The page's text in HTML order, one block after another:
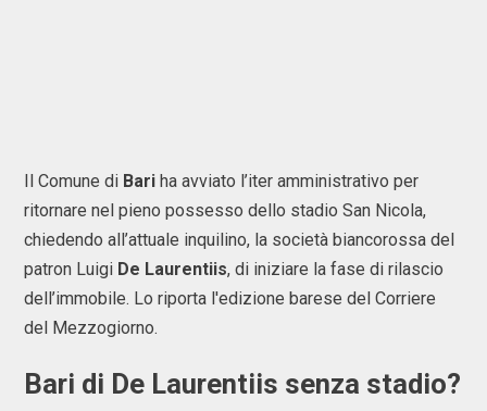
Il Comune di Bari ha avviato l’iter amministrativo per
ritornare nel pieno possesso dello stadio San Nicola,
chiedendo all’attuale inquilino, la società biancorossa del
patron Luigi De Laurentiis, di iniziare la fase di rilascio
dell’immobile. Lo riporta l'edizione barese del Corriere
del Mezzogiorno.
Bari di De Laurentiis senza stadio?